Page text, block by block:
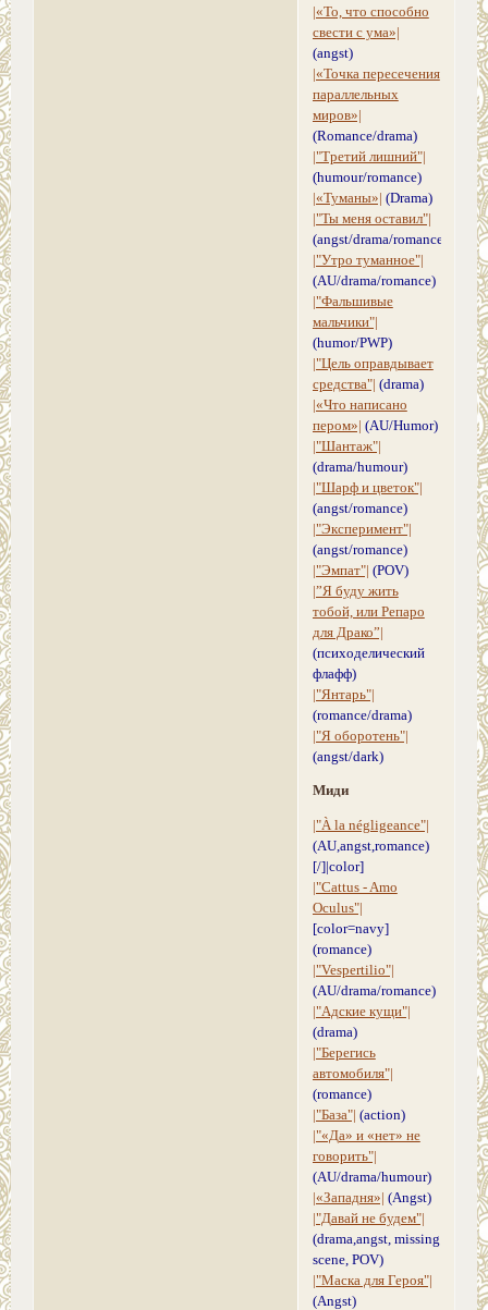
|«То, что способно
свести с ума»|
(angst)
|«Точка пересечения
параллельных
миров»|
(Romance/drama)
|"Третий лишний"|
(humour/romance)
|«Туманы»| (Drama)
|"Ты меня оставил"|
(angst/drama/romance)
|"Утро туманное"|
(AU/drama/romance)
|"Фальшивые
мальчики"|
(humor/PWP)
|"Цель оправдывает
средства"| (drama)
|«Что написано
пером»| (AU/Humor)
|"Шантаж"|
(drama/humour)
|"Шарф и цветок"|
(angst/romance)
|"Эксперимент"|
(angst/romance)
|"Эмпат"| (POV)
|”Я буду жить
тобой, или Репаро
для Драко”|
(психоделический
флафф)
|"Янтарь"|
(romance/drama)
|"Я оборотень"|
(angst/dark)
Миди
|"À la négligeance"|
(AU,angst,romance)
[/]|color]
|"Cattus - Amo
Oculus"|
[color=navy]
(romance)
|"Vespertilio"|
(AU/drama/romance)
|"Адские кущи"|
(drama)
|"Берегись
автомобиля"|
(romance)
|"База"| (action)
|"«Да» и «нет» не
говорить"|
(AU/drama/humour)
|«Западня»| (Angst)
|"Давай не будем"|
(drama,angst, missing
scene, POV)
|"Маска для Героя"|
(Angst)